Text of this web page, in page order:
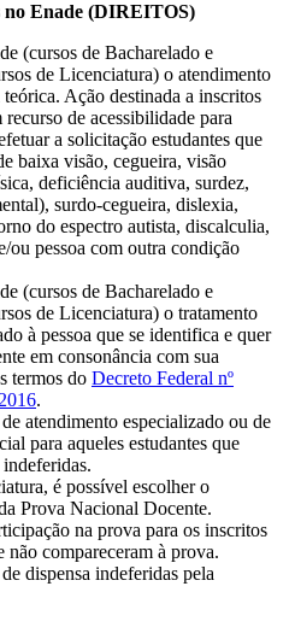
no Enade (DIREITOS)
(cursos de Bacharelado e
de Licenciatura) o atendimento
Ação destinada a inscritos
de acessibilidade para
a solicitação estudantes que
baixa visão, cegueira, visão
deficiência auditiva, surdez,
surdo-cegueira, dislexia,
do espectro autista, discalculia,
ou pessoa com outra condição
(cursos de Bacharelado e
de Licenciatura) o tratamento
à pessoa que se identifica e quer
em consonância com sua
termos do Decreto Federal nº
.
atendimento especializado ou de
para aqueles estudantes que
é possível escolher o
Prova Nacional Docente.
na prova para os inscritos
compareceram à prova.
dispensa indeferidas pela